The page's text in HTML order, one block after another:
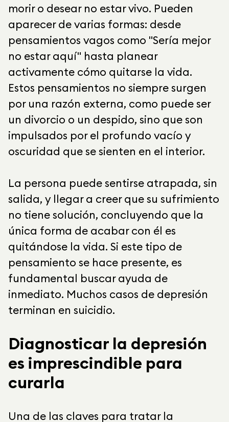
morir o desear no estar vivo. Pueden
aparecer de varias formas: desde
pensamientos vagos como "Sería mejor
no estar aquí" hasta planear
activamente cómo quitarse la vida.
Estos pensamientos no siempre surgen
por una razón externa, como puede ser
un divorcio o un despido, sino que son
impulsados por el profundo vacío y
oscuridad que se sienten en el interior.
La persona puede sentirse atrapada, sin
salida, y llegar a creer que su sufrimiento
no tiene solución, concluyendo que la
única forma de acabar con él es
quitándose la vida. Si este tipo de
pensamiento se hace presente, es
fundamental buscar ayuda de
inmediato. Muchos casos de depresión
terminan en suicidio.
Diagnosticar la depresión
es imprescindible para
curarla
Una de las claves para tratar la